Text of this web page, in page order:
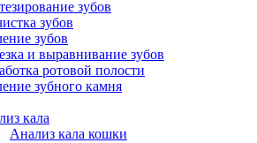
зубов
зубов
зубов
и выравнивание зубов
ротовой полости
зубного камня
кала
Анализ кала кошки